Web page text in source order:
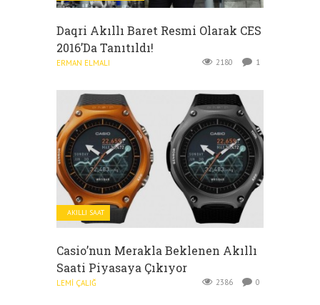
Daqri Akıllı Baret Resmi Olarak CES
2016’da Tanıtıldı!
ERMAN ELMALI 2180 1
AKILLI SAAT
Casio’nun Merakla Beklenen Akıllı
Saati Piyasaya Çıkıyor
LEMI ÇALIĞ 2386 0